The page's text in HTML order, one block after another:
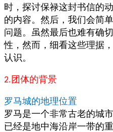
时，探讨保禄这封书信的
的内容。然后，我们会简
问题。虽然最后也难有确
性，然而，细看这些理据
认识。
2. 团体的背景
罗马城的地理位置
罗马是一个非常古老的城
已经是地中海沿岸一带的